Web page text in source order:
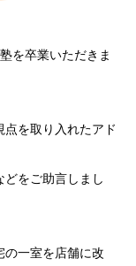
を卒業いただきま
を取り入れたアド
をご助言しまし
の一室を店舗に改